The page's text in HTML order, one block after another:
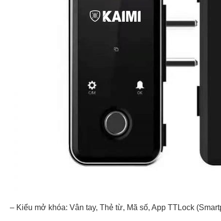
– Kiểu mở khóa: Vân tay, Thẻ từ, Mã số, App TTLock